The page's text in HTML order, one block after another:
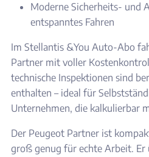
Moderne Sicherheits- und
entspanntes Fahren
Im Stellantis &You Auto-Abo
Partner mit voller
technische Inspektionen sind
enthalten – ideal für
Unternehmen, die kalkulierbar
Der Peugeot Partner ist
groß genug für echte Arbeit. Er